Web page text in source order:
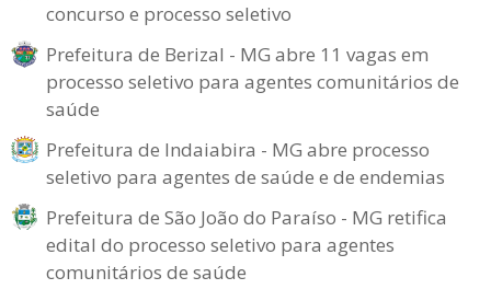
concurso e processo seletivo
Prefeitura de Berizal - MG abre 11 vagas em
processo seletivo para agentes comunitários de
saúde
Prefeitura de Indaiabira - MG abre processo
seletivo para agentes de saúde e de endemias
Prefeitura de São João do Paraíso - MG retifica
edital do processo seletivo para agentes
comunitários de saúde